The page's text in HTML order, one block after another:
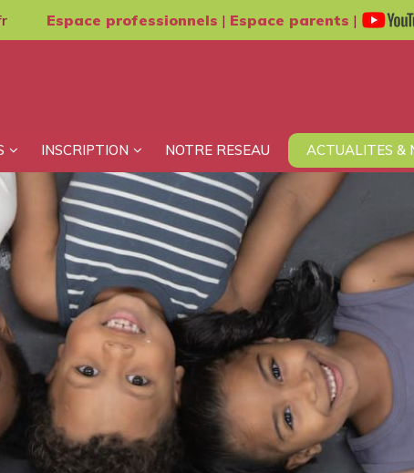
Espace professionnels | Espace parents |
INSCRIPTION NOTRE RESEAU ACTUALITES &